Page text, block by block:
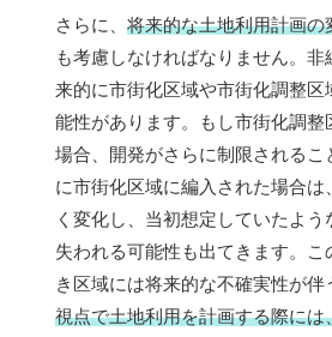
さらに、 将来的な土地利用計画の
も考慮しなければなりません。
来的に市街化区域や市街化調整区
能性があります。もし市街化調整
場合、開発がさらに制限されるこ
に市街化区域に編入された場合は
く変化し、当初想定していたよ
失われる可能性も出てきます。こ
き区域には将来的な不確実性が伴
視点で土地利用を計画する際には